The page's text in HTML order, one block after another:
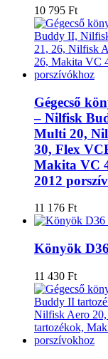
10 795 Ft
Gégecső
– Nilfisk
Multi 20,
30, Flex
Makita VC
2012
11 176 Ft
Könyök
11 430 Ft